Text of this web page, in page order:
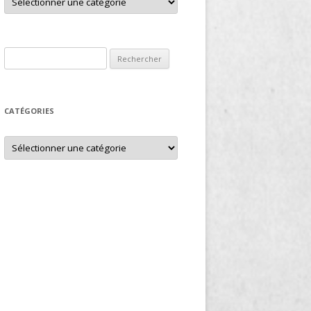
CATÉGORIES
Catégories